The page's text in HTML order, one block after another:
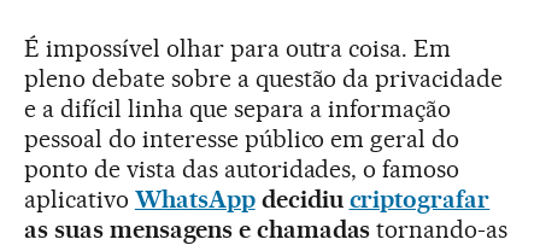
É impossível olhar para outra coisa. Em
pleno debate sobre a questão da privacidade
e a difícil linha que separa a informação
pessoal do interesse público em geral do
ponto de vista das autoridades, o famoso
aplicativo WhatsAppdecidiu criptografar
as suas mensagens e chamadas tornando-as